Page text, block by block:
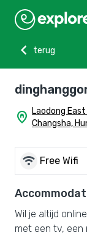
chevron_left
terug
home_pin Laodong
Changsha,
wifi Free Wifi
Wil je altijd
met een tv, een